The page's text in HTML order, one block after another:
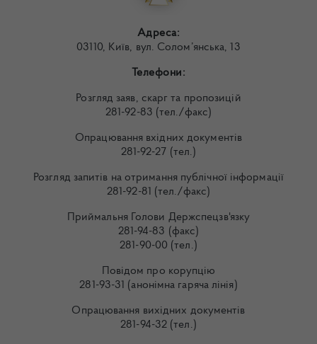
Адреса:
03110, Київ, вул. Солом’янська, 13
Телефони:
Розгляд заяв, скарг та пропозицій
281-92-83 (тел./факс)
Опрацювання вхідних документів
281-92-27 (тел.)
Розгляд запитів на отримання публічної інформації
281-92-81 (тел./факс)
Приймальня Голови Держспецзв'язку
281-94-83 (факс)
281-90-00 (тел.)
Повідом про корупцію
281-93-31 (анонімна гаряча лінія)
Опрацювання вихідних документів
281-94-32 (тел.)